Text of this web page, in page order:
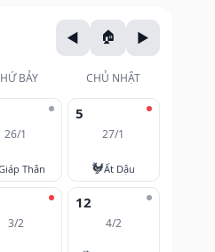
BẢY CHỦ NHẬT
26/1
Thân
5
27/1
🐓Ất Dậu
3/2
12
4/2